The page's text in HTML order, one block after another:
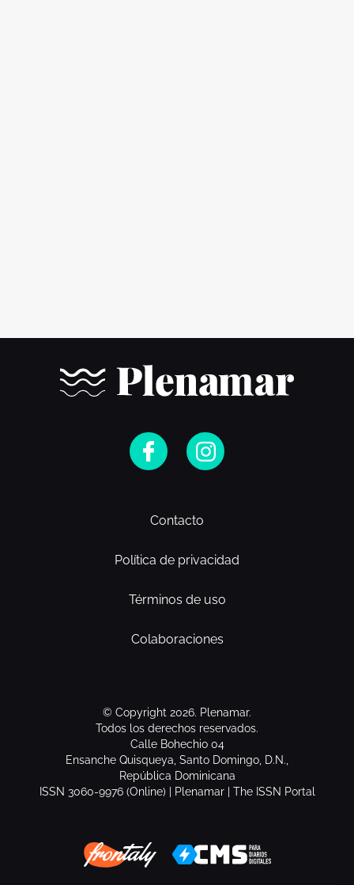
Contacto
Política de privacidad
Términos de uso
Colaboraciones
© Copyright 2026. Plenamar.
Todos los derechos reservados.
Calle Bohechio 04
Ensanche Quisqueya, Santo Domingo, D.N.,
República Dominicana
ISSN 3060-9976 (Online) | Plenamar | The ISSN Portal